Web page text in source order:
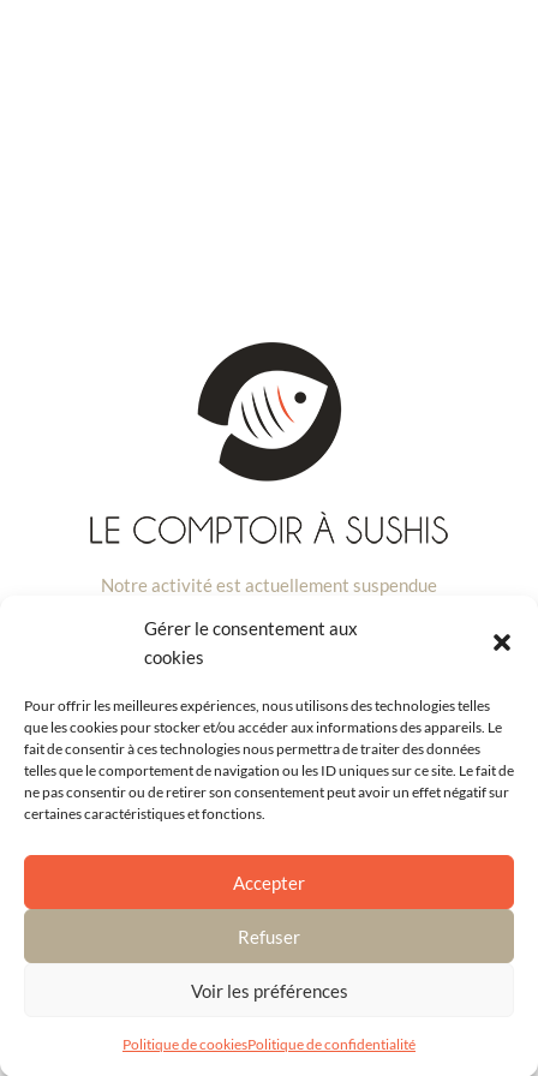
Gérer le consentement aux
cookies
Pour offrir les meilleures expériences, nous utilisons des technologies telles
que les cookies pour stocker et/ou accéder aux informations des appareils. Le
fait de consentir à ces technologies nous permettra de traiter des données
telles que le comportement de navigation ou les ID uniques sur ce site. Le fait de
ne pas consentir ou de retirer son consentement peut avoir un effet négatif sur
certaines caractéristiques et fonctions.
Accepter
Refuser
Voir les préférences
Politique de cookiesPolitique de confidentialité
Notre activité est actuellement suspendue
Nous vous remercions pour votre compréhension et vous
souhaitons le meilleur pour la suite.